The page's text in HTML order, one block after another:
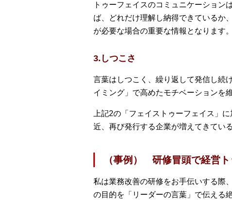
トゥーフェイスのコミュニケーショ
ば、どれだけ理解し納得できているか
が必要な場合の重要な情報となります。
3.しつこさ
言葉はしつこく、繰り返して発信し続
イミング」で高めたモチベーションを
上記2の「フェイストゥーフェイス」
近、再び発行する企業が増えてきてい
（事例） 研修冒頭で経営
私は業務改善の研修をお手伝いする際
の目的を「リーダーの言葉」で伝える